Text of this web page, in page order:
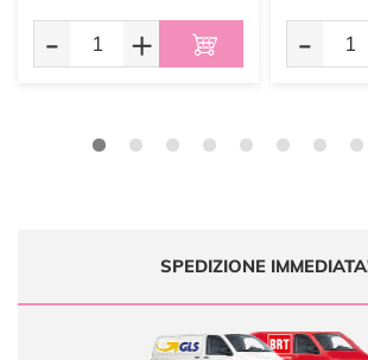
- + -
SPEDIZIONE